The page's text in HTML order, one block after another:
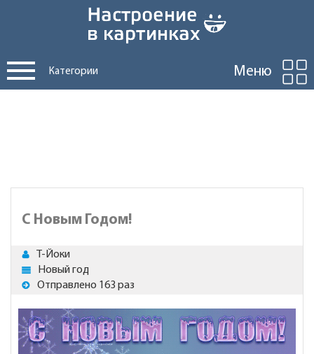
Категории Меню
С Новым Годом!
Т-Йоки
Новый год
Отправлено 163 раз